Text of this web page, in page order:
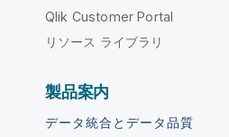
Qlik Customer Portal
リソース ライブラリ
製品案内
データ統合とデータ品質